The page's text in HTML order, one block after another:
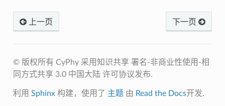
上一页 下一页
© 版权所有 CyPhy 采用知识共享 署名-非商业性使用-相
同方式共享 3.0 中国大陆 许可协议发布.
利用 Sphinx构建，使用了 主题 由 Read the Docs开发.